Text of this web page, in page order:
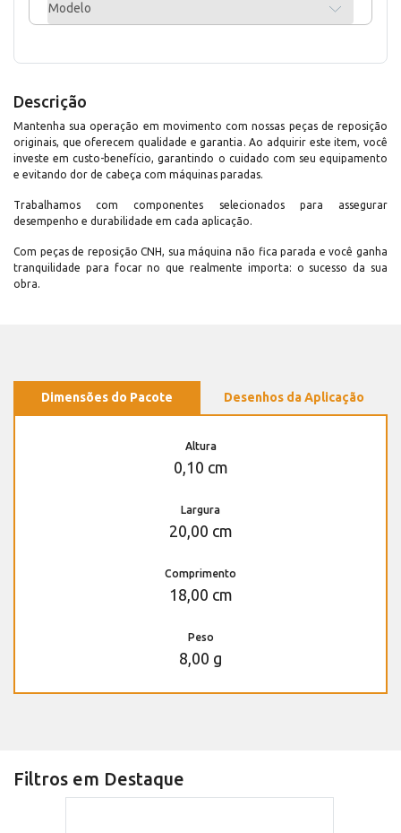
Modelo
Descrição
Mantenha sua operação em movimento com nossas peças de reposição
originais, que oferecem qualidade e garantia. Ao adquirir este item, você
investe em custo-benefício, garantindo o cuidado com seu equipamento
e evitando dor de cabeça com máquinas paradas.
Trabalhamos com componentes selecionados para assegurar
desempenho e durabilidade em cada aplicação.
Com peças de reposição CNH, sua máquina não fica parada e você ganha
tranquilidade para focar no que realmente importa: o sucesso da sua
obra.
Dimensões do Pacote Desenhos da Aplicação
Altura
0,10 cm
Largura
20,00 cm
Comprimento
18,00 cm
Peso
8,00 g
Filtros em Destaque